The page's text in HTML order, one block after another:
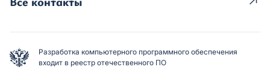
Разработка компьютерного программного обеспечения
входит в реестр отечественного ПО